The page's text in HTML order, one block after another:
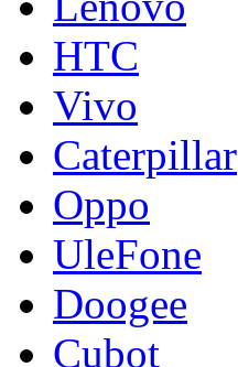
HTC
Vivo
Caterpillar
Oppo
UleFone
Doogee
Cubot